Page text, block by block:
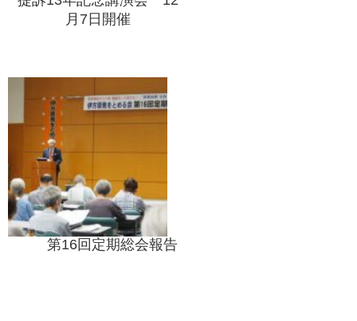
月7日開催
第16回定期総会報告